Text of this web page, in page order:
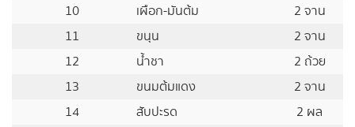
10
เผือก-มันต้ม
2 จาน
11
ขนุน
2 จาน
12
น้ำชา
2 ถ้วย
13
ขนมต้มแดง
2 จาน
14
สับปะรด
2 ผล